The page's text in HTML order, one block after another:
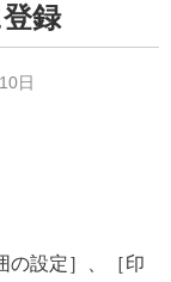
録
日
の設定］、［印